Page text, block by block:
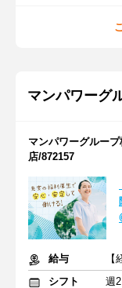
マンパワーグ
マンパワーグルー
店/872157
給与
シフト